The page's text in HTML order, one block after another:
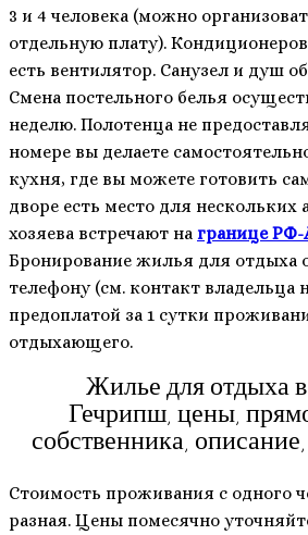
3 и 4 человека (можно
отдельную плату).
есть вентилятор. Санузел и душ
Смена постельного белья
неделю. Полотенца не
номере вы делаете
кухня, где вы можете готовить
дворе есть место для нескольких
хозяева встречают на границе РФ-
Бронирование жилья для отдыха
телефону (см. контакт владельца
предоплатой за 1 сутки
отдыхающего.
Жилье для отдыха
Гечрипш, цены,
собственника,
Стоимость проживания с одного
разная. Цены помесячно